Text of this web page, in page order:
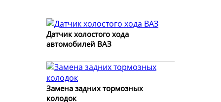
Датчик холостого хода
автомобилей ВАЗ
Замена задних тормозных
колодок